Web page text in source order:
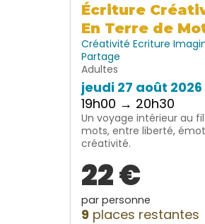
Écriture
En Terre de
Créativité Ecriture
Partage
Adultes
jeudi 27 août 2026
19h00 → 20h30
Un voyage intérieur au
mots, entre liberté,
créativité.
22 €
par personne
9 places restantes